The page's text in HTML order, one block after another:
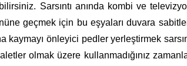
Sarsıntı anında kombi ve
geçmek için bu eşyaları duvara
kaymayı önleyici pedler yerleştirmek
olmak üzere kullanmadığınız